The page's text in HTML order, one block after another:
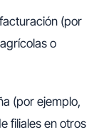
(por
o
(por ejemplo,
filiales en otros